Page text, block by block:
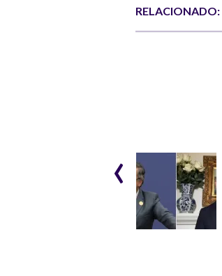
RELACIONADO:
en la Cancillería
entre Laura
‹